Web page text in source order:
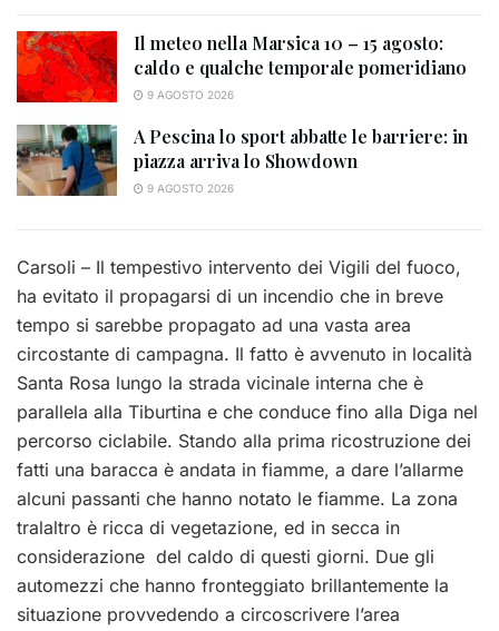
Il meteo nella Marsica 10 – 15 agosto:
caldo e qualche temporale pomeridiano
9 AGOSTO 2026
A Pescina lo sport abbatte le barriere: in
piazza arriva lo Showdown
9 AGOSTO 2026
Carsoli – Il tempestivo intervento dei Vigili del fuoco,
ha evitato il propagarsi di un incendio che in breve
tempo si sarebbe propagato ad una vasta area
circostante di campagna. Il fatto è avvenuto in località
Santa Rosa lungo la strada vicinale interna che è
parallela alla Tiburtina e che conduce fino alla Diga nel
percorso ciclabile. Stando alla prima ricostruzione dei
fatti una baracca è andata in fiamme, a dare l’allarme
alcuni passanti che hanno notato le fiamme. La zona
tralaltro è ricca di vegetazione, ed in secca in
considerazione del caldo di questi giorni. Due gli
automezzi che hanno fronteggiato brillantemente la
situazione provvedendo a circoscrivere l’area